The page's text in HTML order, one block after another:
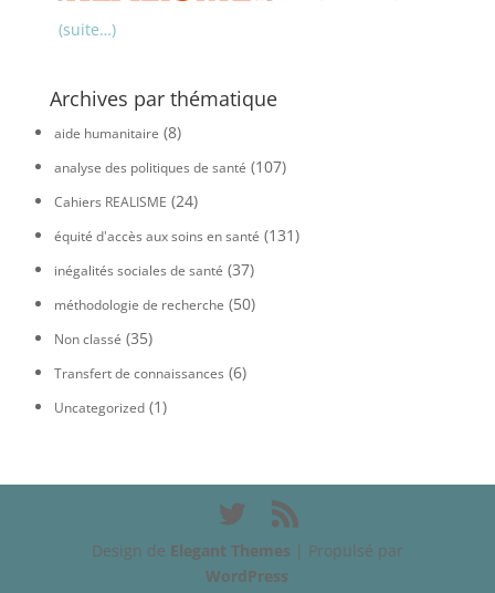
(suite…)
Archives par thématique
aide humanitaire (8)
analyse des politiques de santé (107)
Cahiers REALISME (24)
équité d'accès aux soins en santé (131)
inégalités sociales de santé (37)
méthodologie de recherche (50)
Non classé (35)
Transfert de connaissances (6)
Uncategorized(1)
Design de Elegant Themes | Propulsé par
WordPress